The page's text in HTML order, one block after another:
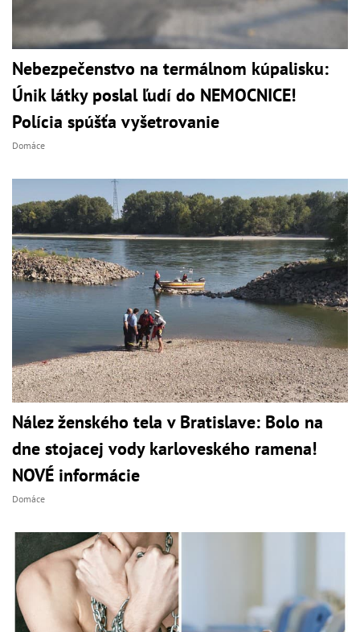
Nebezpečenstvo na termálnom kúpalisku:
Únik látky poslal ľudí do NEMOCNICE!
Polícia spúšťa vyšetrovanie
Domáce
Nález ženského tela v Bratislave: Bolo na
dne stojacej vody karloveského ramena!
NOVÉ informácie
Domáce